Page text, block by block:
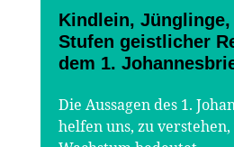
Kindlein, Jünglinge,
Stufen geistlicher
dem 1.
Die Aussagen des 1.
helfen uns, zu